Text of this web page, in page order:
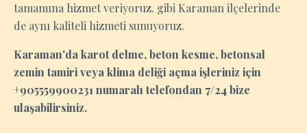
tamamına hizmet veriyoruz. gibi Karaman ilçelerinde
de aynı kaliteli hizmeti sunuyoruz.
Karaman'da karot delme, beton kesme, betonsal
zemin tamiri veya klima deliği açma işleriniz için
+905559900231 numaralı telefondan 7/24 bize
ulaşabilirsiniz.